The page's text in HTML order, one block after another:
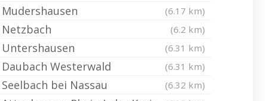
Mudershausen (6.17 km)
Netzbach (6.2 km)
Untershausen (6.31 km)
Daubach Westerwald (6.31 km)
Seelbach bei Nassau (6.32 km)